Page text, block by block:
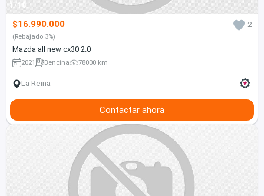
1/18
$16.990.000 2
(Rebajado 3%)
Mazda all new cx30 2.0
2021 Bencina 78000 km
La Reina
Contactar ahora